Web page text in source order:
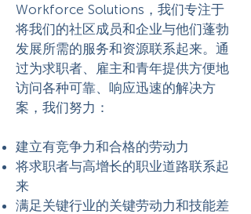
Workforce Solutions，我们专注于
将我们的社区成员和企业与他们蓬勃
发展所需的服务和资源联系起来。通
过为求职者、雇主和青年提供方便地
访问各种可靠、响应迅速的解决方
案，我们努力：
建立有竞争力和合格的劳动力
将求职者与高增长的职业道路联系起
来
满足关键行业的关键劳动力和技能差